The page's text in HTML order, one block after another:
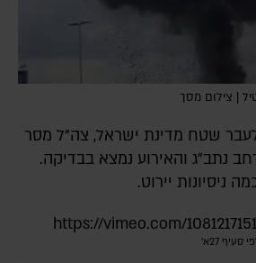
| צילום מסך
נתב"ג והאירוע נמצא בבדיקה.
ניסיונות יירוט.
https://vimeo.com/
27א'